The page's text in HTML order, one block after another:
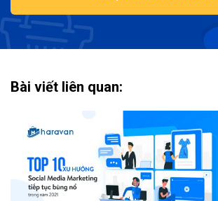
Bài viết liên quan: